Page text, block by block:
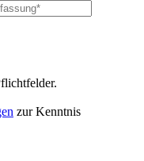
zur Kenntnis